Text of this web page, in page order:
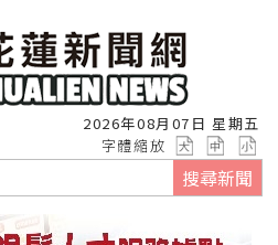
2026年08月07日 星期五
字體縮放
搜尋新聞